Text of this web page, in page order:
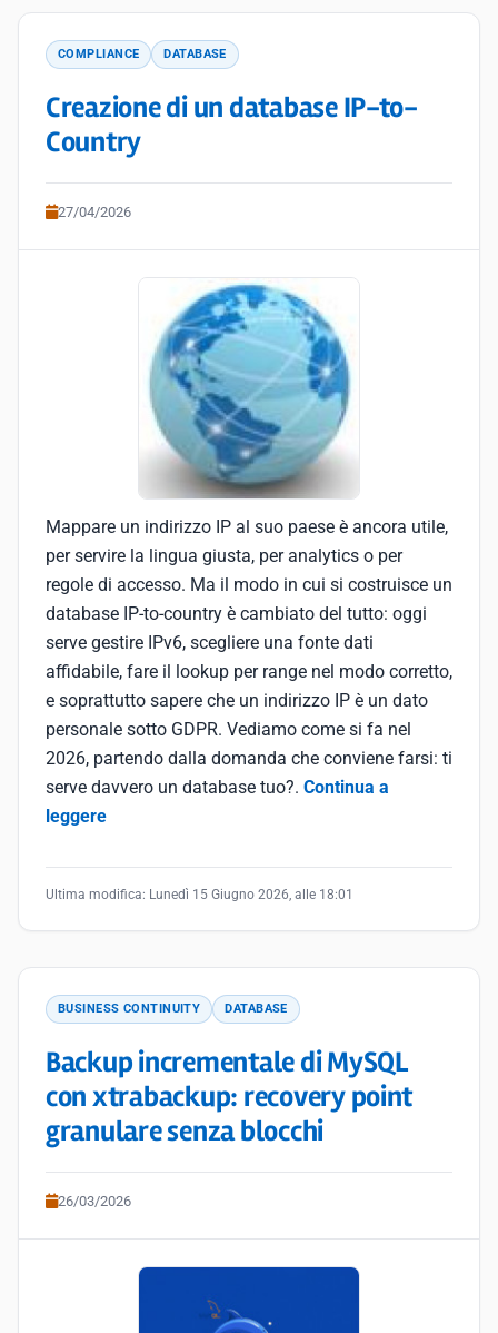
COMPLIANCE DATABASE
Creazione di un database IP-to-
Country
27/04/2026
Mappare un indirizzo IP al suo paese è ancora utile,
per servire la lingua giusta, per analytics o per
regole di accesso. Ma il modo in cui si costruisce un
database IP-to-country è cambiato del tutto: oggi
serve gestire IPv6, scegliere una fonte dati
affidabile, fare il lookup per range nel modo corretto,
e soprattutto sapere che un indirizzo IP è un dato
personale sotto GDPR. Vediamo come si fa nel
2026, partendo dalla domanda che conviene farsi: ti
serve davvero un database tuo?. Continua a
leggere
Ultima modifica: Lunedì 15 Giugno 2026, alle 18:01
BUSINESS CONTINUITY DATABASE
Backup incrementale di MySQL
con xtrabackup: recovery point
granulare senza blocchi
26/03/2026